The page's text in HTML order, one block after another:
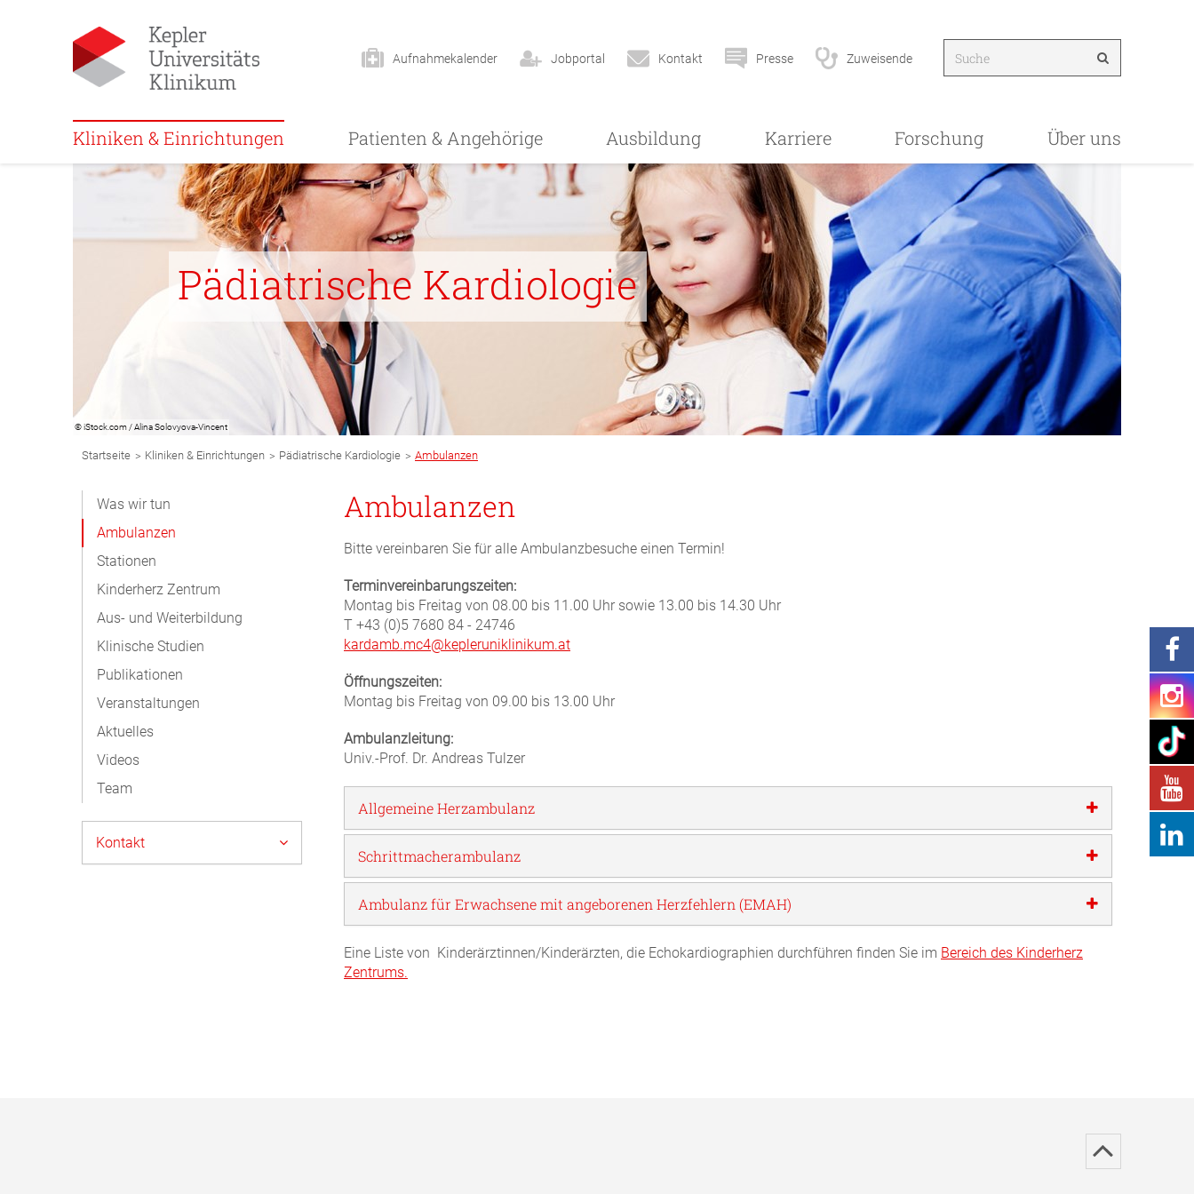
Aufnahmekalender Jobportal Kontakt Presse Zuweisende
Kliniken & Einrichtungen Patienten & Angehörige Ausbildung Karriere Forschung Über uns
Pädiatrische Kardiologie
© iStock.com / Alina Solovyova-Vincent
Breadcrumb
Navigation
Startseite > Kliniken & Einrichtungen > Pädiatrische Kardiologie > Ambulanzen
Subnavigation
Desktop
Was wir tun
Ambulanzen
Stationen
Kinderherz Zentrum
Aus- und Weiterbildung
Klinische Studien
Publikationen
Veranstaltungen
Aktuelles
Videos
Team
Kontakt
Ambulanzen
Bitte vereinbaren Sie für alle Ambulanzbesuche einen Termin!
Terminvereinbarungszeiten:
Montag bis Freitag von 08.00 bis 11.00 Uhr sowie 13.00 bis 14.30 Uhr
T +43 (0)5 7680 84 - 24746
kardamb.mc4@kepleruniklinikum.at
Öffnungszeiten:
Montag bis Freitag von 09.00 bis 13.00 Uhr
Ambulanzleitung:
Univ.-Prof. Dr. Andreas Tulzer
Allgemeine Herzambulanz
Schrittmacherambulanz
Ambulanz für Erwachsene mit angeborenen Herzfehlern (EMAH)
Eine Liste von Kinderärztinnen/Kinderärzten, die Echokardiographien durchführen finden Sie im Bereich des Kinderherz
Zentrums.